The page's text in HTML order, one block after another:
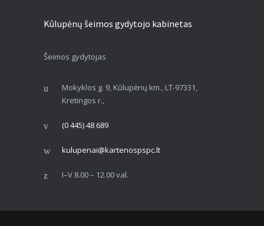
Kūlupėnų šeimos gydytojo kabinetas
Šeimos gydytojas
Mokyklos g. 9, Kūlupėnų km., LT-97331,
Kretingos r.,
(0 445) 48 689
kulupenai@kartenospspc.lt
I–V 8.00 – 12.00 val.